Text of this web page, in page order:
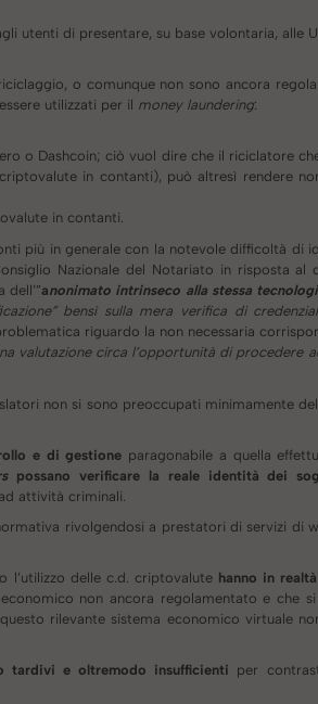
utenti di presentare, su base volontaria, alle
o comunque non sono ancora
utilizzati per il money laundering:
o Dashcoin; ciò vuol dire che il riciclatore
in contanti), può altresì rendere
in contanti.
più in generale con la notevole difficoltà di
Nazionale del Notariato in risposta al
dell’”anonimato intrinseco alla stessa
bensì sulla mera verifica di
riguardo la non necessaria
valutazione circa l’opportunità di procedere
non si sono preoccupati minimamente del
e di gestione paragonabile a quella
possano verificare la reale identità dei
attività criminali.
rivolgendosi a prestatori di servizi di
l’utilizzo delle c.d. criptovalute hanno in
non ancora regolamentato e che
rilevante sistema economico virtuale
tardivi e oltremodo insufficienti per